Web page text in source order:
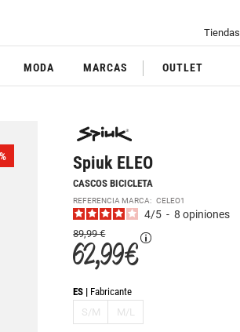
Tiendas
MODA MARCAS OUTLET
Spiuk ELEO
CASCOS BICICLETA
REFERENCIA MARCA:CELEO1
4/5 - 8opiniones
89,99 €
62,99 €
ES
Fabricante
S/M
M/L
%